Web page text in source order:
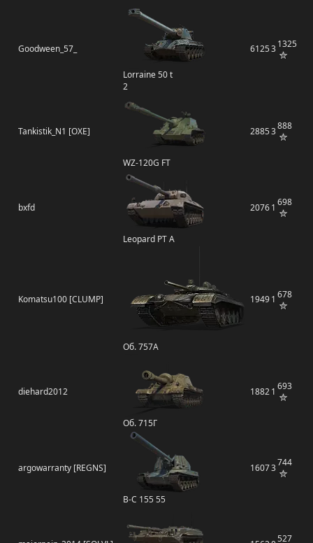
Goodween_57_
Lorraine 50 t
2
612531325
Tankistik_N1 [OXE]
WZ-120G FT
28853888
bxfd
Leopard PT A
20761 698
Komatsu100 [CLUMP]
Об. 757А
19491 678
diehard2012
Об. 715Г
18821 693
argowarranty [REGNS]
B-C 155 55
16073744
527